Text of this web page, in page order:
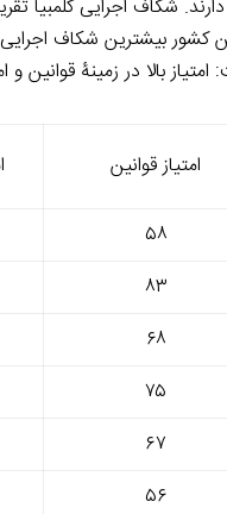
شکاف اجرایی کلمبیا
بالا در زمینۀ قوانین و
امتیاز قوانین
۵۸
۸۳
۶۸
۷۵
۶۷
۵۶